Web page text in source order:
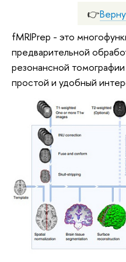
👉
fMRIPrep - это
предварительной
резонансной
простой и удобный